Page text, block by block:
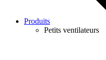
Produits
Petits ventilateurs